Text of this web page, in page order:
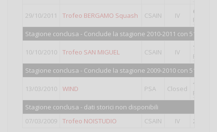
29/10/2011 Trofeo BERGAMO Squash CSAIN IV 6°
Punti
Stagione conclusa - Conclude la stagione 2010-2011 con 517 punti.
10/10/2010 Trofeo SAN MIGUEL CSAIN IV 7°
Punti
Stagione conclusa - Conclude la stagione 2009-2010 con 517 punti.
13/03/2010 WIND PSA Closed 18°
Punti
Stagione conclusa - dati storici non disponibili
07/03/2009
Trofeo NOISTUDIO CSAIN IV 2°